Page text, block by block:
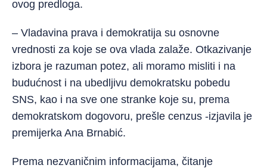
ovog predloga.
– Vladavina prava i demokratija su osnovne
vrednosti za koje se ova vlada zalaže. Otkazivanje
izbora je razuman potez, ali moramo misliti i na
budućnost i na ubedljivu demokratsku pobedu
SNS, kao i na sve one stranke koje su, prema
demokratskom dogovoru, prešle cenzus -izjavila je
premijerka Ana Brnabić.
Prema nezvaničnim informacijama, čitanje